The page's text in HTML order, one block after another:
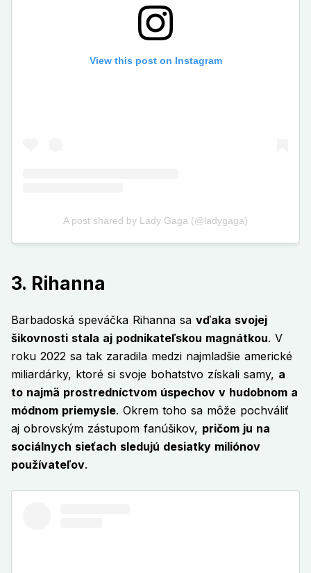
3. Rihanna
Barbadoská speváčka Rihanna sa vďaka svojej
šikovnosti stala aj podnikateľskou magnátkou. V
roku 2022 sa tak zaradila medzi najmladšie americké
miliardárky, ktoré si svoje bohatstvo získali samy, a
to najmä prostredníctvom úspechov v hudobnom a
módnom priemysle. Okrem toho sa môže pochváliť
aj obrovským zástupom fanúšikov, pričom ju na
sociálnych sieťach sledujú desiatky miliónov
používateľov.